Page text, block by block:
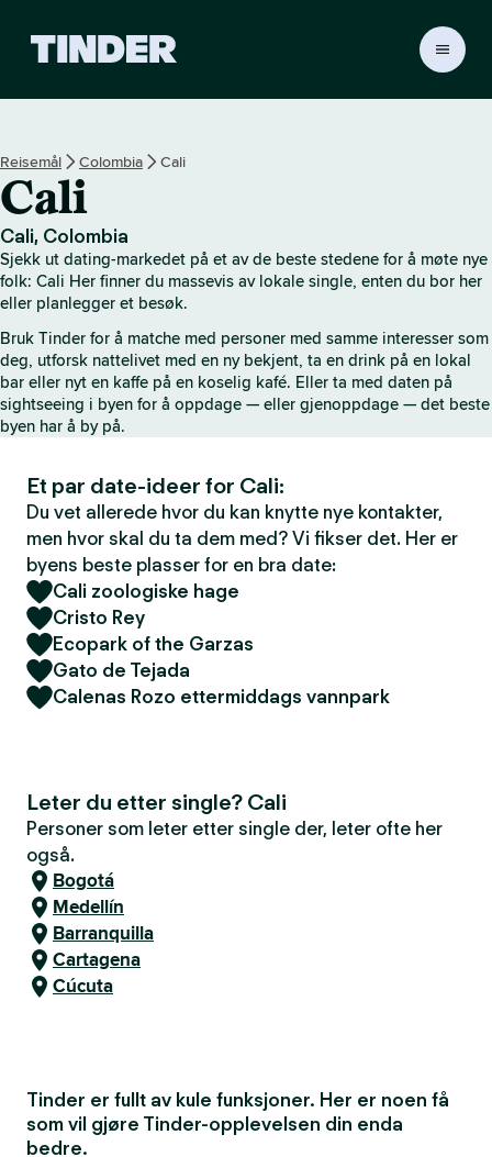
r
e
m
m
s
i
d
e
Reisemål Colombia Cali
Cali
Cali, Colombia
Sjekk ut dating-markedet på et av de beste stedene for å møte nye
folk: Cali Her finner du massevis av lokale single, enten du bor her
eller planlegger et besøk.
Bruk Tinder for å matche med personer med samme interesser som
deg, utforsk nattelivet med en ny bekjent, ta en drink på en lokal
bar eller nyt en kaffe på en koselig kafé. Eller ta med daten på
sightseeing i byen for å oppdage — eller gjenoppdage — det beste
byen har å by på.
Et par date-ideer for Cali:
Du vet allerede hvor du kan knytte nye kontakter,
men hvor skal du ta dem med? Vi fikser det. Her er
byens beste plasser for en bra date:
Cali zoologiske hage
Cristo Rey
Ecopark of the Garzas
Gato de Tejada
Calenas Rozo ettermiddags vannpark
Leter du etter single? Cali
Personer som leter etter single der, leter ofte her
også.
Bogotá
Medellín
Barranquilla
Cartagena
Cúcuta
Tinder er fullt av kule funksjoner. Her er noen få
som vil gjøre Tinder-opplevelsen din enda
bedre.